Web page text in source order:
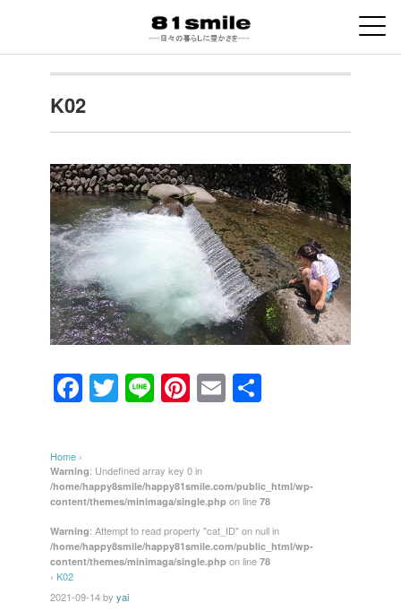
K02
F
a
e
b
o
o
k
T
wi
er
Li
n
Pi
nt
e
st
E
m
Home ›
Warning: Undefined array key 0 in
/home/happy8smile/happy81smile.com/public_html/wp-
content/themes/minimaga/single.php on line 78
Warning: Attempt to read property "cat_ID" on null in
/home/happy8smile/happy81smile.com/public_html/wp-
content/themes/minimaga/single.php on line 78
› K02
2021-09-14by yai